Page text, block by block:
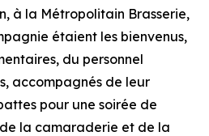
à la Métropolitain Brasserie,
étaient les bienvenus,
du personnel
accompagnés de leur
pour une soirée de
la camaraderie et de la